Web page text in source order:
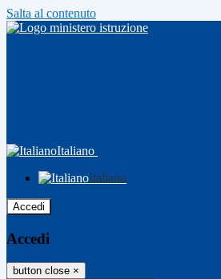
Salta al contenuto
Italiano
Italiano
Accedi
Accedi
button close ×